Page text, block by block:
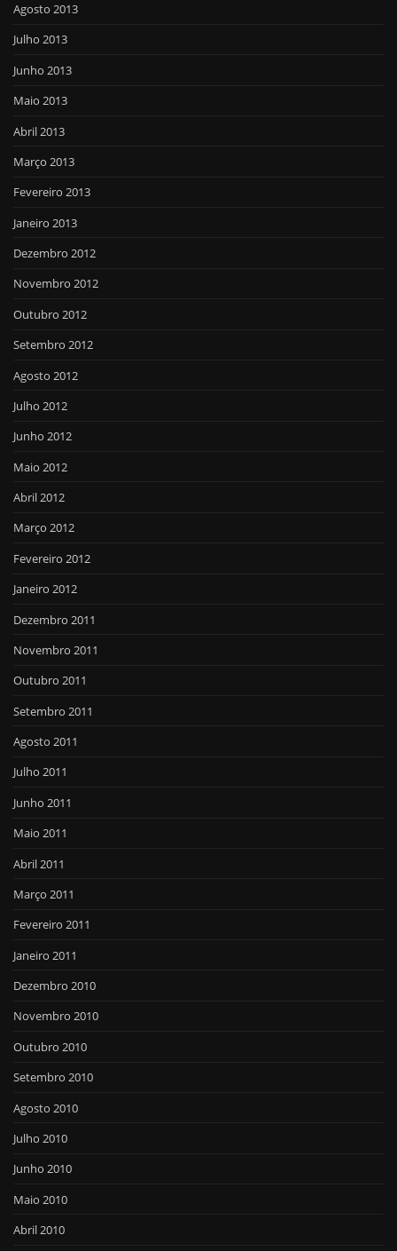
Agosto 2013
Julho 2013
Junho 2013
Maio 2013
Abril 2013
Março 2013
Fevereiro 2013
Janeiro 2013
Dezembro 2012
Novembro 2012
Outubro 2012
Setembro 2012
Agosto 2012
Julho 2012
Junho 2012
Maio 2012
Abril 2012
Março 2012
Fevereiro 2012
Janeiro 2012
Dezembro 2011
Novembro 2011
Outubro 2011
Setembro 2011
Agosto 2011
Julho 2011
Junho 2011
Maio 2011
Abril 2011
Março 2011
Fevereiro 2011
Janeiro 2011
Dezembro 2010
Novembro 2010
Outubro 2010
Setembro 2010
Agosto 2010
Julho 2010
Junho 2010
Maio 2010
Abril 2010